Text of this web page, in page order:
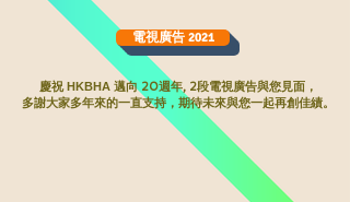
電視廣告 2021
慶祝HKBHA 邁向 20週年, 2段電視廣告與您見面，
多謝大家多年來的一直支持，期待未來與您一起再創佳績。